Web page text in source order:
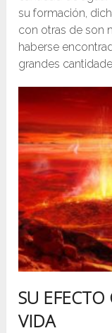
su formación,
con otras de son
haberse
grandes
SU
VIDA